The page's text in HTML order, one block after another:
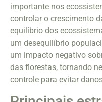
importante nos
controlar o crescimento
equilíbrio dos
um desequilíbrio
um impacto negativo
das florestas, tornando
controle para evitar